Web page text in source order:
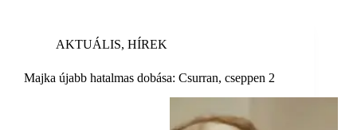
AKTUÁLIS, HÍREK
Majka újabb hatalmas dobása: Csurran, cseppen 2